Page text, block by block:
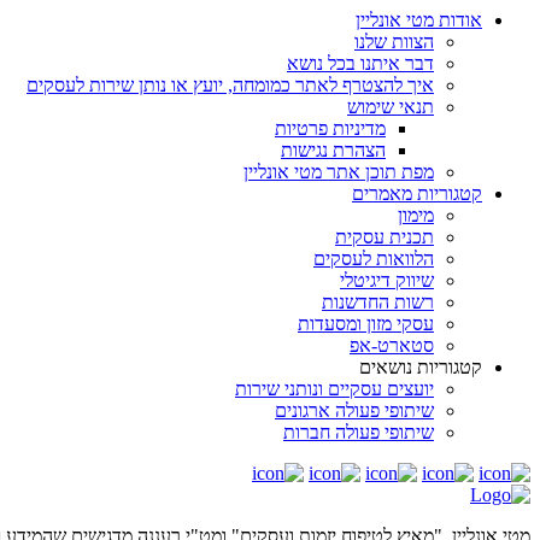
אודות מטי אונליין
הצוות שלנו
דבר איתנו בכל נושא
איך להצטרף לאתר כמומחה, יועץ או נותן שירות לעסקים
תנאי שימוש
מדיניות פרטיות
הצהרת נגישות
מפת תוכן אתר מטי אונליין
קטגוריות מאמרים
מימון
תכנית עסקית
הלוואות לעסקים
שיווק דיגיטלי
רשות החדשנות
עסקי מזון ומסעדות
סטארט-אפ
קטגוריות נושאים
יועצים עסקיים ונותני שירות
שיתופי פעולה ארגונים
שיתופי פעולה חברות
מטי אונליין ,"מאיץ לטיפוח יזמות ועסקים" ומט"י רעננה מדגישים